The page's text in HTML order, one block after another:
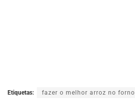
Etiquetas: fazer o melhor arroz no forno